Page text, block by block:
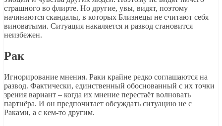
страшного во флирте. Но другие, увы, видят, поэтому
начинаются скандалы, в которых Близнецы не считают себя
виноватыми. Ситуация накаляется и развод становится
неизбежен.
Рак
Игнорирование мнения. Раки крайне редко соглашаются на
развод. Фактически, единственный обоснованный с их точки
зрения вариант – когда их мнение перестаёт волновать
партнёра. И он предпочитает обсуждать ситуацию не с
Раками, а с кем-то другим.